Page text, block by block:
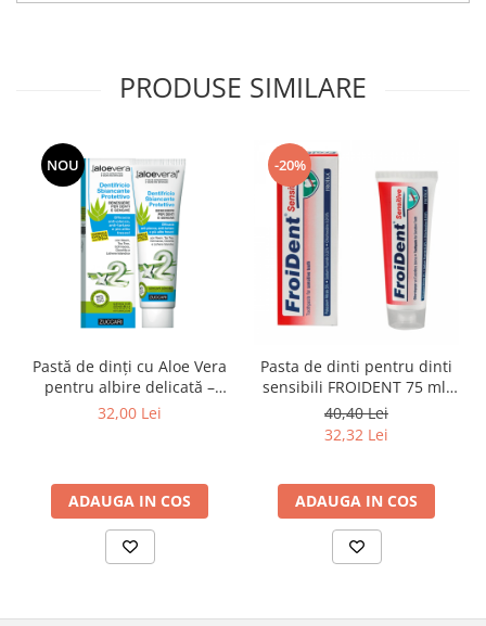
PRODUSE SIMILARE
NOU
Pastă de dinți cu Aloe Vera
pentru albire delicată –
Zuccari Protective
32,00 Lei
ADAUGA IN COS
-20%
Pasta de dinti pentru dinti
sensibili FROIDENT 75 ml,
Froika
40,40 Lei
32,32 Lei
ADAUGA IN COS